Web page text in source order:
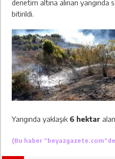
denetim altına alınan yangında
bitirildi.
Yangında yaklaşık 6 hektar
(Bu haber “beyazgazete.com